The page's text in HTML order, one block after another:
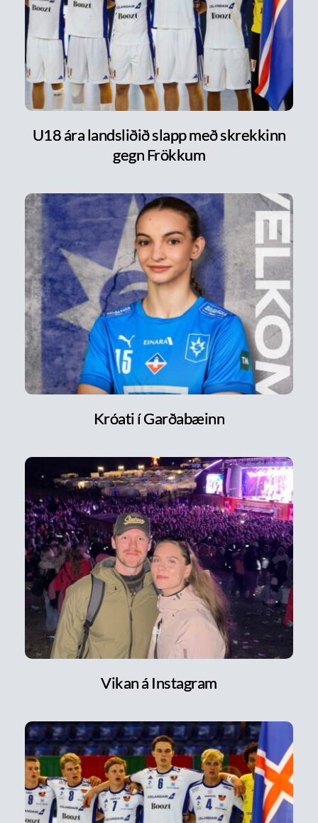
U18 ára landsliðið slapp með skrekkinn
gegn Frökkum
Króati í Garðabæinn
Vikan á Instagram